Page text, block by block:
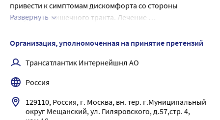
привести к симптомам дискомфорта со стороны
желудочно-кишечного тракта. Лечение
Развернуть
Организация, уполномоченная на принятие претензий
Трансатлантик Интернейшнл АО
Россия
129110, Россия, г. Москва, вн. тер. г.Муниципальный
округ Мещанский, ул. Гиляровского, д.57,стр. 4,